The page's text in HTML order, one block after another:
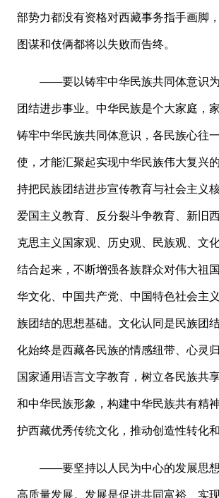
部势力都没有资格对西藏事务指手画脚
图谋和伎俩都将以失败而告终。
——要以铸牢中华民族共同体意识
团结进步事业。中华民族是个大家庭，
铸牢中华民族共同体意识，各民族心往
使，才能汇聚起实现中华民族伟大复兴
持把民族团结进步宣传教育与社会主义
爱国主义教育、反分裂斗争教育、新旧
克思主义国家观、历史观、民族观、文
结合起来，不断增强各族群众对伟大祖
华文化、中国共产党、中国特色社会主
族团结的思想基础。文化认同是民族团
化始终是西藏各民族的情感纽带、心灵
国家通用语言文字教育，树立各民族共
和中华民族形象，构建中华民族共有精
护西藏优秀传统文化，推动创造性转化
——要坚持以人民为中心的发展思
高质量发展。发展是促进共同富裕、实